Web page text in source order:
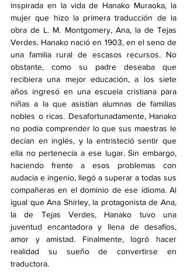
inspirada en la vida de Hanako Muraoka, la
mujer que hizo la primera traducción de la
obra de L. M. Montgomery, Ana, la de Tejas
Verdes. Hanako nació en 1903, en el seno de
una familia rural de escasos recursos. No
obstante, como su padre deseaba que
recibiera una mejor educación, a los siete
años ingresó en una escuela cristiana para
niñas a la que asistían alumnas de familias
nobles o ricas. Desafortunadamente, Hanako
no podía comprender lo que sus maestras le
decían en inglés, y la entristeció sentir que
ella no pertenecía a ese lugar. Sin embargo,
haciendo frente a esos problemas con
audacia e ingenio, llegó a superar a todas sus
compañeras en el dominio de ese idioma. Al
igual que Ana Shirley, la protagonista de Ana,
la de Tejas Verdes, Hanako tuvo una
juventud encantadora y llena de desafíos,
amor y amistad. Finalmente, logró hacer
realidad su sueño de convertirse en
traductora.